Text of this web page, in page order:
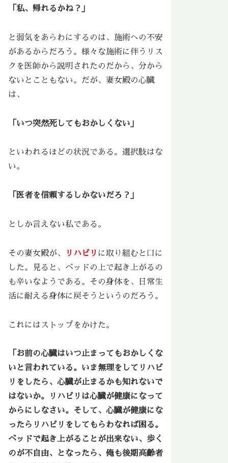
「私、帰れるかね？」
と弱気をあらわにするのは、施術への不安
があるからだろう。様々な施術に伴うリス
クを医師から説明されたのだから、分から
ないとこともない。だが、妻女殿の心臓
は、
「いつ突然死してもおかしくない」
といわれるほどの状況である。選択肢はな
い。
「医者を信頼するしかないだろ？」
としか言えない私である。
その妻女殿が、 リハビリ に取り組むと口に
した。見ると、ベッドの上で起き上がるの
も辛いなようである。その身体を、日常生
活に耐える身体に戻そうというのだろう。
これにはストップをかけた。
「お前の心臓はいつ止まってもおかしくな
いと言われている。いま無理をしてリハビ
リをしたら、心臓が止まるかも知れないで
はないか。リハビリは心臓が健康になって
からにしなさい。そして、心臓が健康にな
ったらリハビリをしてもらわなれば困る。
ベッドで起き上がることが出来ない、歩く
のが不自由、となったら、俺も後期高齢者